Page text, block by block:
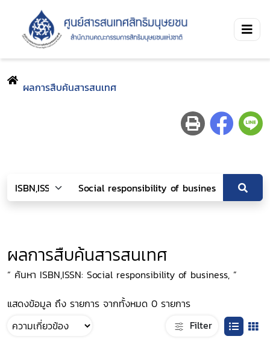
ผลการสืบค้นสารสนเทศ
ผลการสืบค้นสารสนเทศ
“ ค้นหา ISBN,ISSN: Social responsibility of business, ”
แสดงข้อมูล ถึง รายการ จากทั้งหมด 0 รายการ
Filter